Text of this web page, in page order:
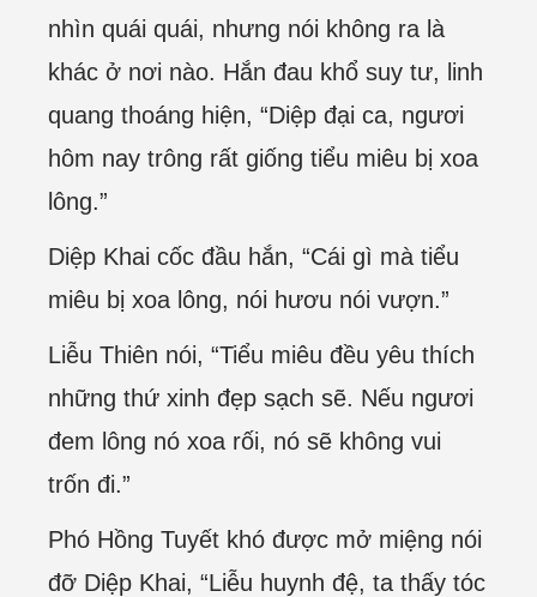
nhìn quái quái, nhưng nói không ra là
khác ở nơi nào. Hắn đau khổ suy tư, linh
quang thoáng hiện, “Diệp đại ca, ngươi
hôm nay trông rất giống tiểu miêu bị xoa
lông.”
Diệp Khai cốc đầu hắn, “Cái gì mà tiểu
miêu bị xoa lông, nói hươu nói vượn.”
Liễu Thiên nói, “Tiểu miêu đều yêu thích
những thứ xinh đẹp sạch sẽ. Nếu ngươi
đem lông nó xoa rối, nó sẽ không vui
trốn đi.”
Phó Hồng Tuyết khó được mở miệng nói
đỡ Diệp Khai, “Liễu huynh đệ, ta thấy tóc